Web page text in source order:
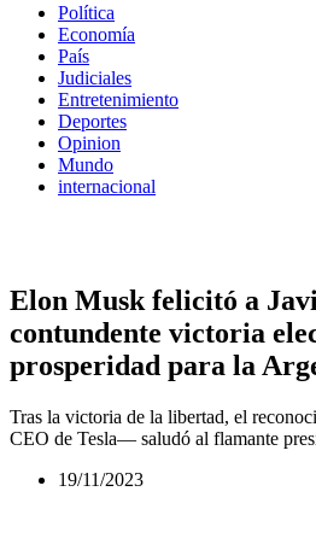
Política
Economía
País
Judiciales
Entretenimiento
Deportes
Opinion
Mundo
internacional
Elon Musk felicitó a
contundente victoria
prosperidad para la
Tras la victoria de la libertad, el
CEO de Tesla— saludó al flamante
19/11/2023